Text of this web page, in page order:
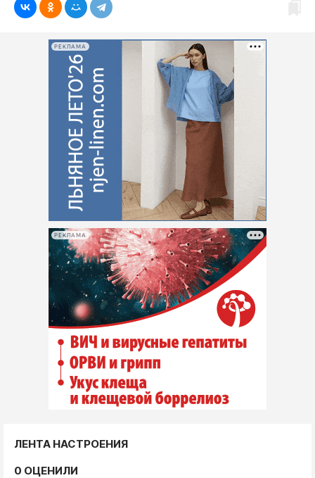
РЕКЛАМА
РЕКЛАМА
ЛЕНТА НАСТРОЕНИЯ
0 ОЦЕНИЛИ